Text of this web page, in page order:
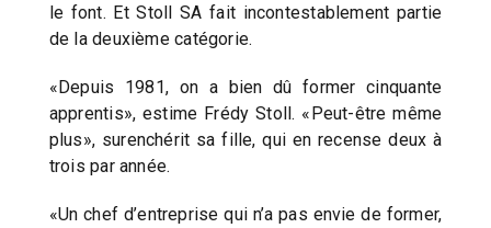
le font. Et Stoll SA fait incontestablement partie
de la deuxième catégorie.
«Depuis 1981, on a bien dû former cinquante
apprentis», estime Frédy Stoll. «Peut-être même
plus», surenchérit sa fille, qui en recense deux à
trois par année.
«Un chef d’entreprise qui n’a pas envie de former,